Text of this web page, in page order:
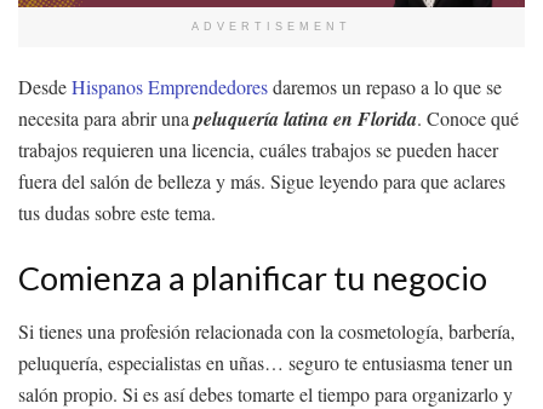
ADVERTISEMENT
DesdeHispanos Emprendedoresdaremos un repaso a lo que se
necesita para abrir una peluquería latina en Florida. Conoce qué
trabajos requieren una licencia, cuáles trabajos se pueden hacer
fuera del salón de belleza y más. Sigue leyendo para que aclares
tus dudas sobre este tema.
Comienza a planificar tu negocio
Si tienes una profesión relacionada con la cosmetología, barbería,
peluquería, especialistas en uñas… seguro te entusiasma tener un
salón propio. Si es así debes tomarte el tiempo para organizarlo y